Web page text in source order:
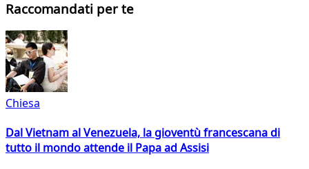
Raccomandati per te
Chiesa
Dal Vietnam al Venezuela, la gioventù francescana di
tutto il mondo attende il Papa ad Assisi